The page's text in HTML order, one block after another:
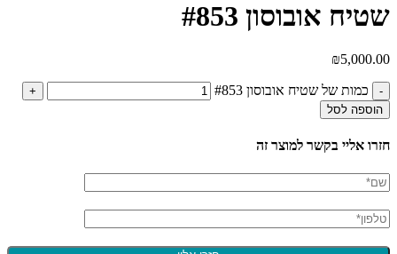
שטיח אובוסון #853
₪5,000.00
כמות של שטיח אובוסון #853
הוספה לסל
חזרו אליי בקשר למוצר זה